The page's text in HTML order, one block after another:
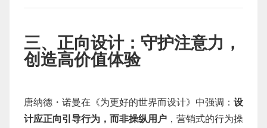
三、正向设计：守护注意力，
创造高价值体验
唐纳德・诺曼在《为更好的世界而设计》中强调： 设
计应正向引导行为，而非操纵用户 ，营销式的行为操